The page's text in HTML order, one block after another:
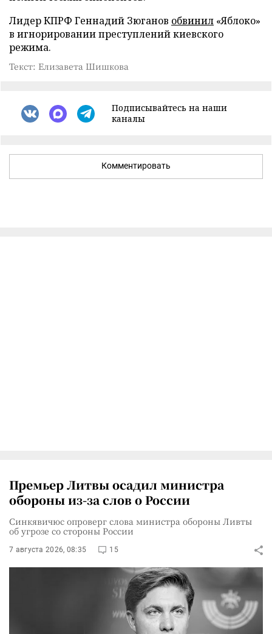
Лидер КПРФ Геннадий Зюганов обвинил «Яблоко»
в игнорировании преступлений киевского
режима.
Текст: Елизавета Шишкова
Подписывайтесь на наши
каналы
Комментировать
Премьер Литвы осадил министра
обороны из-за слов о России
Синкявичюс опроверг слова министра обороны Ливты
об угрозе со стороны России
7 августа 2026, 08:35 15